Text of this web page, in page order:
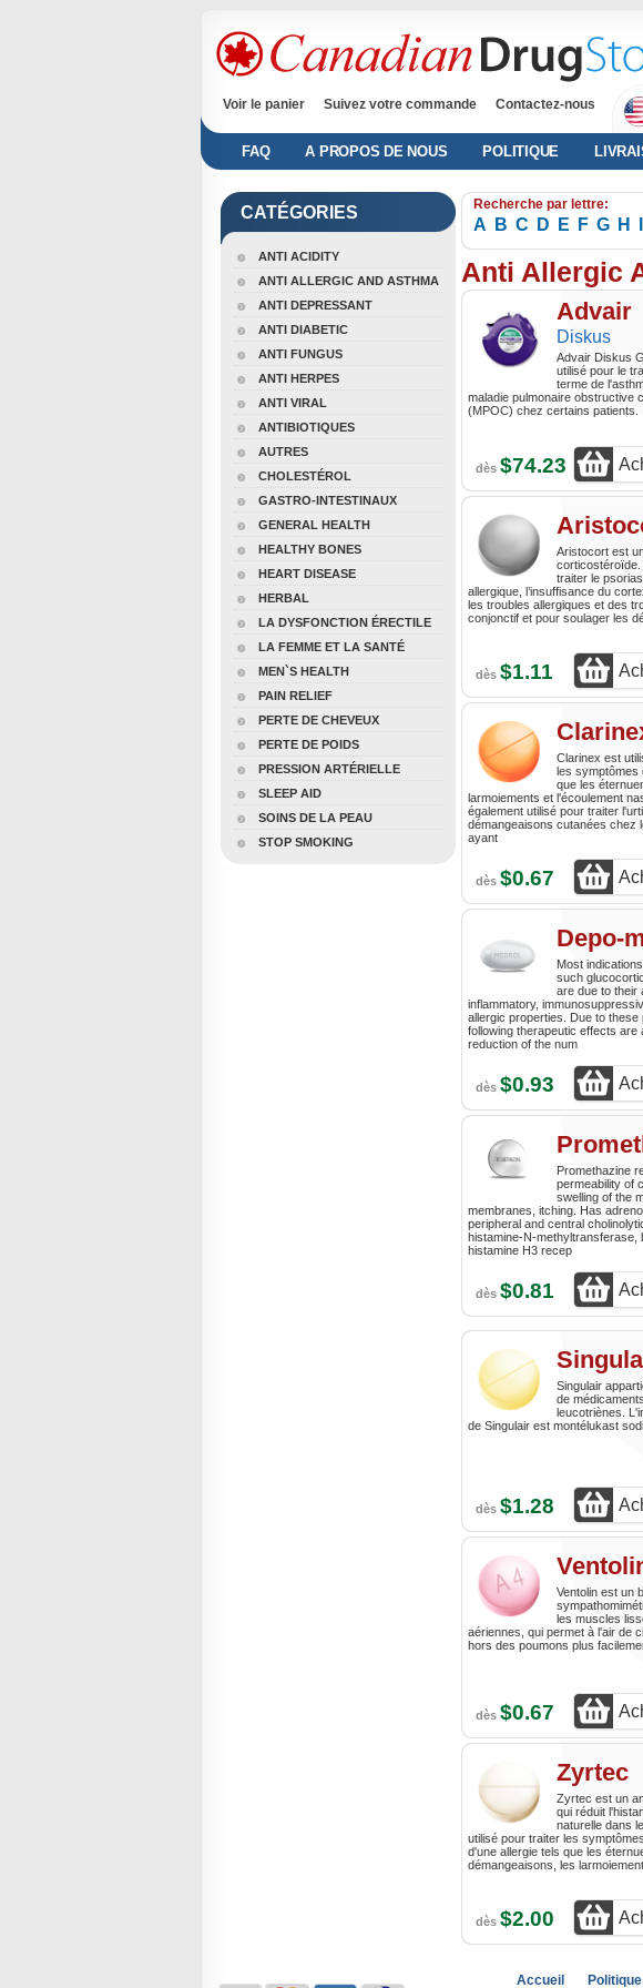
Voir le panier
Suivez votre commande Contactez-nous
FAQ A PROPOS DE NOUS POLITIQUE
CATÉGORIES
ANTI ACIDITY
ANTI ALLERGIC AND ASTHMA
ANTI DEPRESSANT
ANTI DIABETIC
ANTI FUNGUS
ANTI HERPES
ANTI VIRAL
ANTIBIOTIQUES
AUTRES
CHOLESTÉROL
GASTRO-INTESTINAUX
GENERAL HEALTH
HEALTHY BONES
HEART DISEASE
HERBAL
LA DYSFONCTION ÉRECTILE
LA FEMME ET LA SANTÉ
MEN`S HEALTH
PAIN RELIEF
PERTE DE CHEVEUX
PERTE DE POIDS
PRESSION ARTÉRIELLE
SLEEP AID
SOINS DE LA PEAU
STOP SMOKING
Recherche par lettre:
A B C D E F G H
Anti Allergic
Advair
Diskus
Advair Diskus
utilisé pour le
terme de
maladie pulmonaire obstructive
(MPOC) chez certains patients.
dès $74.23
Aristocort est
corticostéroïde.
traiter le
allergique, l’insuffisance du
les troubles allergiques et des
conjonctif et pour soulager les
dès $1.11
Clarinex est
les symptômes
que les
larmoiements et l'écoulement
également utilisé pour traiter
démangeaisons cutanées chez
ayant
dès $0.67
Depo-
Most
such
are due to their
inflammatory,
allergic properties. Due to these
following therapeutic effects are
reduction of the num
dès $0.93
Promethazine
permeability of
swelling of the
membranes, itching. Has
peripheral and central
histamine-N-methyltransferase,
histamine H3 recep
dès $0.81
Singulair
de
leucotriènes.
de Singulair est montélukast
dès $1.28
Ventolin est un
les muscles
aériennes, qui permet à l'air de
hors des poumons plus
dès $0.67
Zyrtec
Zyrtec est un
qui réduit
naturelle dans
utilisé pour traiter les
d'une allergie tels que les
démangeaisons, les
dès $2.00
Accueil Politique